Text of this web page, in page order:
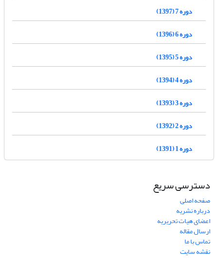
دوره 7 (1397)
دوره 6 (1396)
دوره 5 (1395)
دوره 4 (1394)
دوره 3 (1393)
دوره 2 (1392)
دوره 1 (1391)
دسترسی سریع
صفحه اصلی
درباره نشریه
اعضای هیات تحریریه
ارسال مقاله
تماس با ما
نقشه سایت